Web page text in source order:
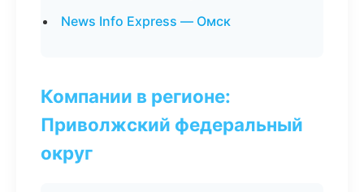
News Info Express — Омск
Компании в регионе:
Приволжский федеральный
округ